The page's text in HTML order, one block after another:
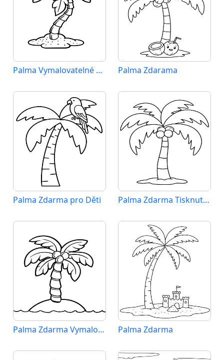
Palma Vymalovatelné pro Děti Palma Zdarama
Palma Zdarma pro Děti Palma Zdarma Tisknutelná
Palma Zdarma Vymalovatelné Obrázek Palma Zdarma